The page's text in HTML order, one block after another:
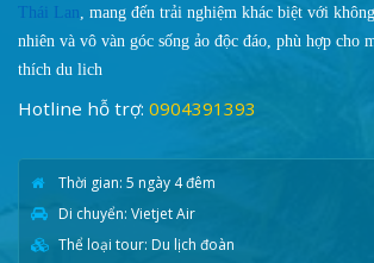
Thái Lan, mang đến trải nghiệm khác biệt với
nhiên và vô vàn góc sống ảo độc đáo, phù hợp cho
thích du lịch
Hotline hỗ trợ: 0904391393
Thời gian: 5 ngày 4 đêm
Di chuyển: Vietjet Air
Thể loại tour: Du lịch đoàn